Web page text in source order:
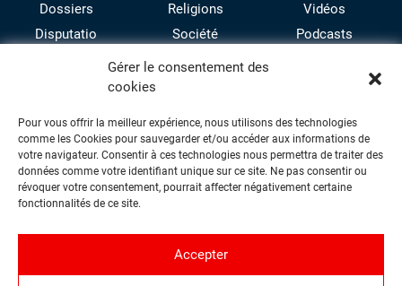
Gérer le consentement des
cookies
Pour vous offrir la meilleur expérience, nous utilisons des technologies
comme les Cookies pour sauvegarder et/ou accéder aux informations de
votre navigateur. Consentir à ces technologies nous permettra de traiter des
données comme votre identifiant unique sur ce site. Ne pas consentir ou
révoquer votre consentement, pourrait affecter négativement certaine
fonctionnalités de ce site.
Accepter
Dossiers
Disputatio
Religions
Société
Culture
Vidéos
Podcasts
facebook
Contact